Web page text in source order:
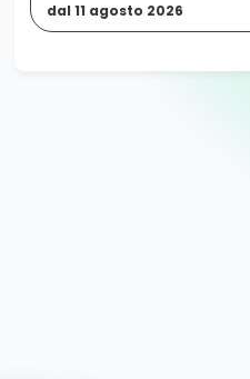
dal11 agosto 2026